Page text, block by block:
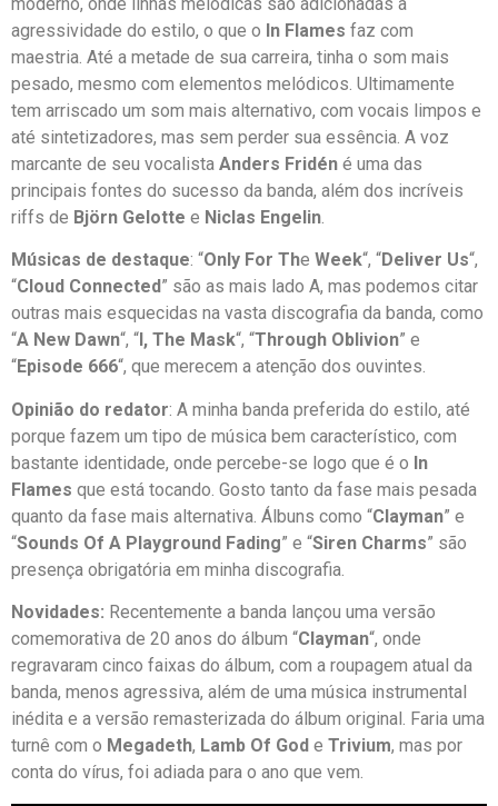
agressividade do estilo, o que o In Flames faz com
maestria. Até a metade de sua carreira, tinha o som mais
pesado, mesmo com elementos melódicos. Ultimamente
tem arriscado um som mais alternativo, com vocais limpos e
até sintetizadores, mas sem perder sua essência. A voz
marcante de seu vocalista Anders Fridén é uma das
principais fontes do sucesso da banda, além dos incríveis
riffs de Björn Gelotte e Niclas Engelin.
Músicas de destaque: “Only For The Week“, “Deliver Us“,
“Cloud Connected ” são as mais lado A, mas podemos citar
outras mais esquecidas na vasta discografia da banda, como
“A New Dawn“, “ I, The Mask“, “Through Oblivion” e
“Episode 666“, que merecem a atenção dos ouvintes.
Opinião do redator: A minha banda preferida do estilo, até
porque fazem um tipo de música bem característico, com
bastante identidade, onde percebe-se logo que é o In
Flames que está tocando. Gosto tanto da fase mais pesada
quanto da fase mais alternativa. Álbuns como “Clayman” e
“Sounds Of A Playground Fading” e “Siren Charms” são
presença obrigatória em minha discografia.
Novidades: Recentemente a banda lançou uma versão
comemorativa de 20 anos do álbum “Clayman“, onde
regravaram cinco faixas do álbum, com a roupagem atual da
banda, menos agressiva, além de uma música instrumental
inédita e a versão remasterizada do álbum original. Faria uma
turnê com o Megadeth, Lamb Of God e Trivium, mas por
conta do vírus, foi adiada para o ano que vem.